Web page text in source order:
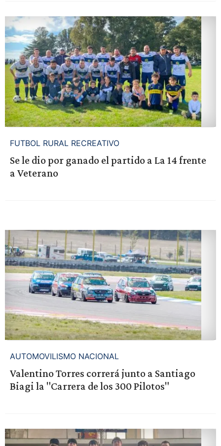
FUTBOL RURAL RECREATIVO
Se le dio por ganado el partido a La 14 frente
a Veterano
AUTOMOVILISMO NACIONAL
Valentino Torres correrá junto a Santiago
Biagi la "Carrera de los 300 Pilotos"